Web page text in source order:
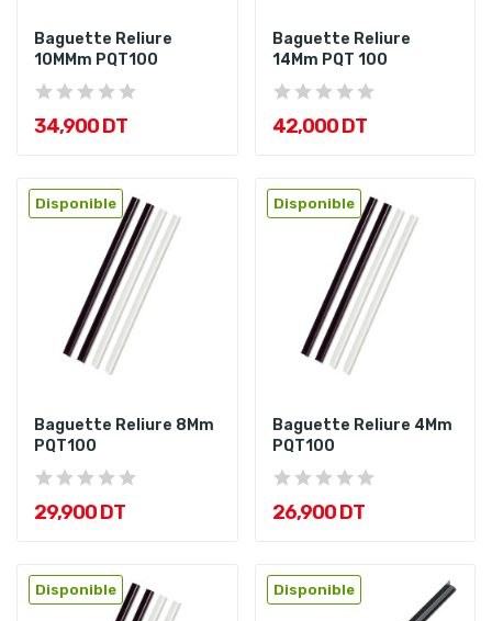
Baguette Reliure
10MMm PQT100
34,900 DT
Baguette Reliure
14Mm PQT 100
42,000 DT
Disponible
Baguette Reliure 8Mm
PQT100
29,900 DT
Disponible
Baguette Reliure 4Mm
PQT100
26,900 DT
Disponible Disponible